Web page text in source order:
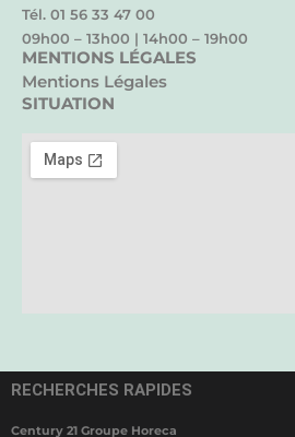
Tél. 01 56 33 47 00
09h00 – 13h00 | 14h00 – 19h00
MENTIONS LÉGALES
Mentions Légales
SITUATION
RECHERCHES RAPIDES
Century 21 Groupe Horeca